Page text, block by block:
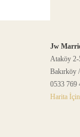
Jw
Ataköy 2-
Bakırköy
0533 769
Harita